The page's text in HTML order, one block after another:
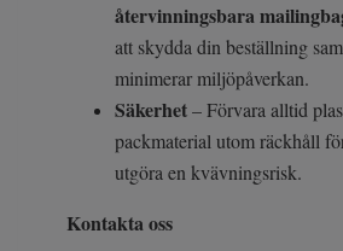
återvinningsbara
att skydda din beställning
minimerar miljöpåverkan.
Säkerhet– Förvara alltid
packmaterial utom räckhåll
utgöra en kvävningsrisk.
Kontakta oss